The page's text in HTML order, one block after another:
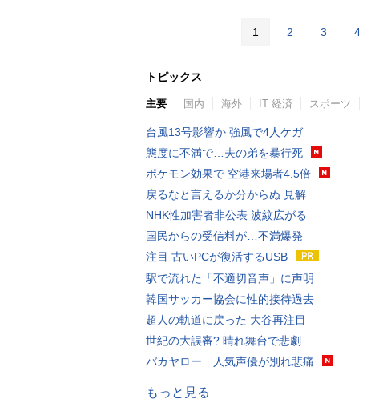
1 2 3 4
トピックス
主要 国内 海外 IT 経済 スポーツ
台風13号影響か 強風で4人ケガ
態度に不満で…夫の弟を暴行死
ポケモン効果で 空港来場者4.5倍
戻るなと言えるか分からぬ 見解
NHK性加害者非公表 波紋広がる
国民からの受信料が…不満爆発
注目 古いPCが復活するUSB
駅で流れた「不適切音声」に声明
韓国サッカー協会に性的接待過去
超人の軌道に戻った 大谷再注目
世紀の大誤審? 晴れ舞台で悲劇
バカヤロー…人気声優が別れ悲痛
もっと見る